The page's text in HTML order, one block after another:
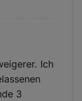
Ich
3